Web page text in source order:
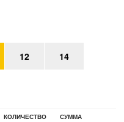
12 14
КОЛИЧЕСТВО СУММА